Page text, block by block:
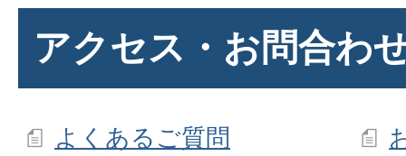
アクセス・お問合わ
よくあるご質問